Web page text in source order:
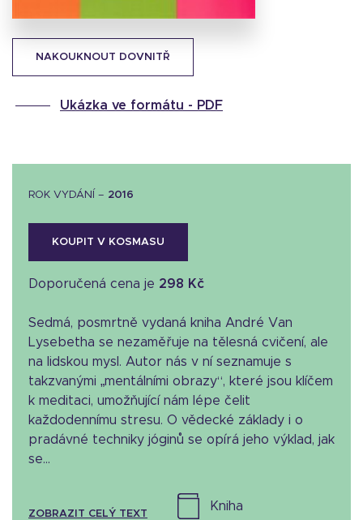
NAKOUKNOUT DOVNITŘ
Ukázka ve formátu - PDF
ROK VYDÁNÍ – 2016
KOUPIT V KOSMASU
Doporučená cena je 298 Kč
Sedmá, posmrtně vydaná kniha André Van
Lysebetha se nezaměřuje na tělesná cvičení, ale
na lidskou mysl. Autor nás v ní seznamuje s
takzvanými „mentálními obrazy“, které jsou klíčem
k meditaci, umožňující nám lépe čelit
každodennímu stresu. O vědecké základy i o
pradávné techniky jóginů se opírá jeho výklad, jak
se...
ZOBRAZIT CELÝ TEXT
kniha